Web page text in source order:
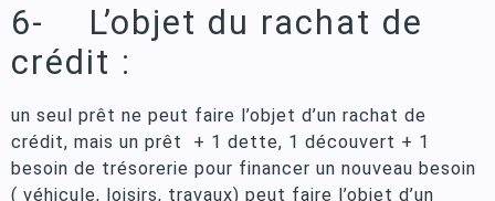
6- L’objet du rachat de
crédit :
un seul prêt ne peut faire l’objet d’un rachat de
crédit, mais un prêt + 1 dette, 1 découvert + 1
besoin de trésorerie pour financer un nouveau besoin
( véhicule, loisirs, travaux) peut faire l’objet d’un